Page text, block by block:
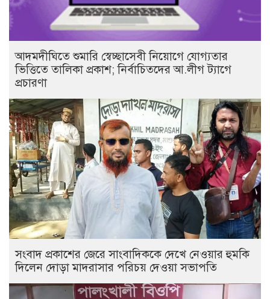
আদমদীঘিতে শুমারি স্বেচ্ছাসেবী নিয়োগে যোগ্যতার
ভিত্তিতে তালিকা প্রকাশ; নির্বাচিতদের আ.লীগ ট্যাগে
প্রচারণা
সংবাদ প্রকাশের জেরে সাংবাদিককে দেখে নেওয়ার হুমকি
দিলেন দোড়া মাদরাসার পরিচয় দেওয়া সভাপতি